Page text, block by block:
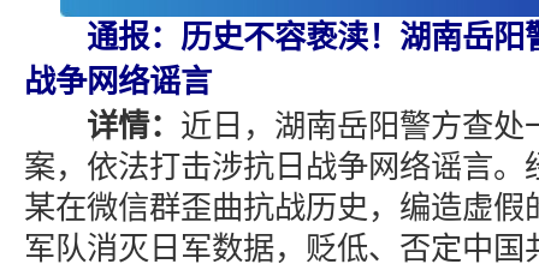
通报：历史不容亵渎！湖南岳阳
战争网络谣言
详情： 近日，湖南岳阳警方查处
案，依法打击涉抗日战争网络谣言。
某在微信群歪曲抗战历史，编造虚假
军队消灭日军数据，贬低、否定中国